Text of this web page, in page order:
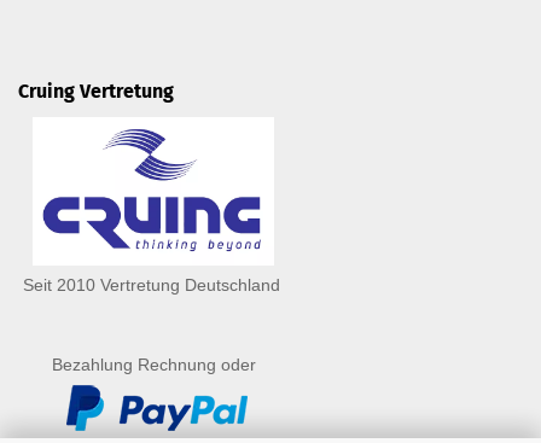
Cruing Vertretung
Seit 2010 Vertretung Deutschland
Bezahlung Rechnung oder